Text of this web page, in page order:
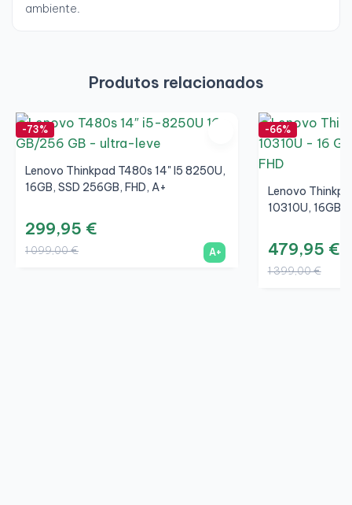
ambiente.
Produtos relacionados
-73%
Lenovo Thinkpad T480s 14" I5 8250U,
16GB, SSD 256GB, FHD, A+
299,95 €
1 099,00 € A+
-66%
Lenovo
10310U, 16GB,
479,95 €
1 399,00 €